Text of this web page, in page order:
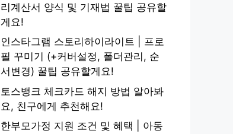
리계산서 양식 및 기재법 꿀팁 공유할
게요!
인스타그램 스토리하이라이트 | 프로
필 꾸미기 (+커버설정, 폴더관리, 순
서변경) 꿀팁 공유할게요!
토스뱅크 체크카드 해지 방법 알아봐
요, 친구에게 추천해요!
한부모가정 지원 조건 및 혜택 | 아동